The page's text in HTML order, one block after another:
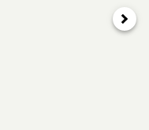
次へ